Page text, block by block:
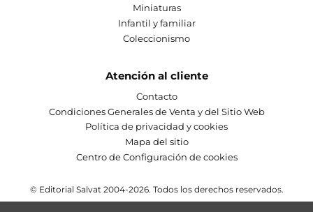
Miniaturas
Infantil y familiar
Coleccionismo
Atención al cliente
Contacto
Condiciones Generales de Venta y del Sitio Web
Política de privacidad y cookies
Mapa del sitio
Centro de Configuración de cookies
© Editorial Salvat 2004-2026. Todos los derechos reservados.